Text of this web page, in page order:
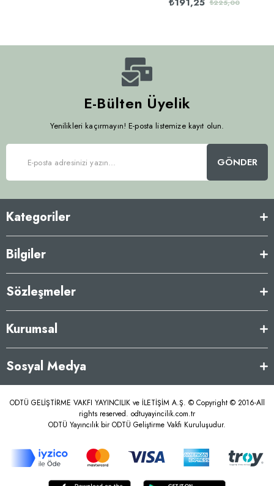
₺225,00
E-Bülten Üyelik
Yenilikleri kaçırmayın! E-posta listemize kayıt olun.
GÖNDER
Kategoriler
Bilgiler
Sözleşmeler
Kurumsal
Sosyal Medya
ODTÜ GELİŞTİRME VAKFI YAYINCILIK ve İLETİŞİM A.Ş. © Copyright © 2016-All
rights reserved. odtuyayincilik.com.tr
ODTÜ Yayıncılık bir ODTÜ Geliştirme Vakfı Kuruluşudur.